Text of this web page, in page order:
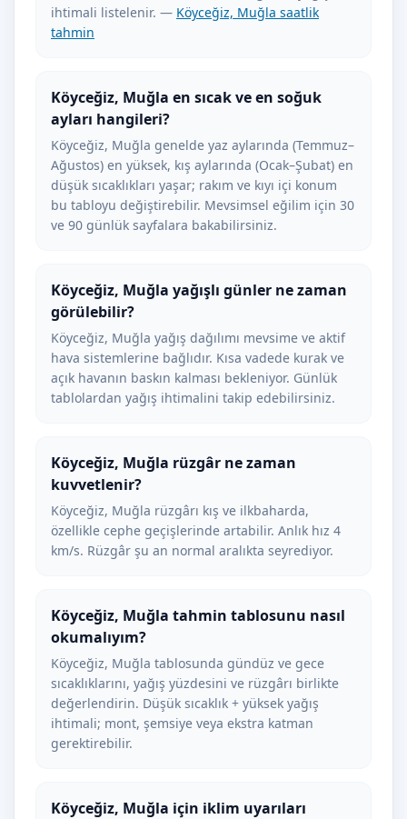
ihtimali listelenir. — Köyceğiz, Muğla saatlik
tahmin
Köyceğiz, Muğla en sıcak ve en soğuk
ayları hangileri?
Köyceğiz, Muğla genelde yaz aylarında (Temmuz–
Ağustos) en yüksek, kış aylarında (Ocak–Şubat) en
düşük sıcaklıkları yaşar; rakım ve kıyı içi konum
bu tabloyu değiştirebilir. Mevsimsel eğilim için 30
ve 90 günlük sayfalara bakabilirsiniz.
Köyceğiz, Muğla yağışlı günler ne zaman
görülebilir?
Köyceğiz, Muğla yağış dağılımı mevsime ve aktif
hava sistemlerine bağlıdır. Kısa vadede kurak ve
açık havanın baskın kalması bekleniyor. Günlük
tablolardan yağış ihtimalini takip edebilirsiniz.
Köyceğiz, Muğla rüzgâr ne zaman
kuvvetlenir?
Köyceğiz, Muğla rüzgârı kış ve ilkbaharda,
özellikle cephe geçişlerinde artabilir. Anlık hız 4
km/s. Rüzgâr şu an normal aralıkta seyrediyor.
Köyceğiz, Muğla tahmin tablosunu nasıl
okumalıyım?
Köyceğiz, Muğla tablosunda gündüz ve gece
sıcaklıklarını, yağış yüzdesini ve rüzgârı birlikte
değerlendirin. Düşük sıcaklık + yüksek yağış
ihtimali; mont, şemsiye veya ekstra katman
gerektirebilir.
Köyceğiz, Muğla için iklim uyarıları